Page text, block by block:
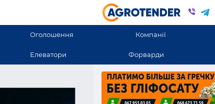
Оголошення Компанії
Елеватори Форварди